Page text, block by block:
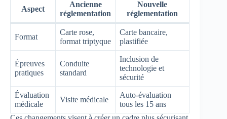
Aspect
Ancienne
réglementation
Nouvelle
réglementation
Format
Carte rose,
format triptyque
Carte bancaire,
plastifiée
Épreuves
pratiques
Conduite
standard
Inclusion de
technologie et
sécurité
Évaluation
médicale
Visite médicale
Auto-évaluation
tous les 15 ans